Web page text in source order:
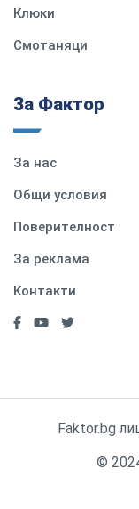
Клюки
Смотаняци
За Фактор
За нас
Общи условия
Поверителност
За реклама
Контакти
Faktor.bg
©